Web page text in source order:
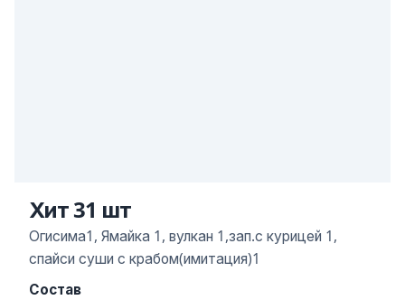
Хит 31 шт
Огисима1, Ямайка 1, вулкан 1,зап.с курицей 1,
спайси суши с крабом(имитация)1
Состав